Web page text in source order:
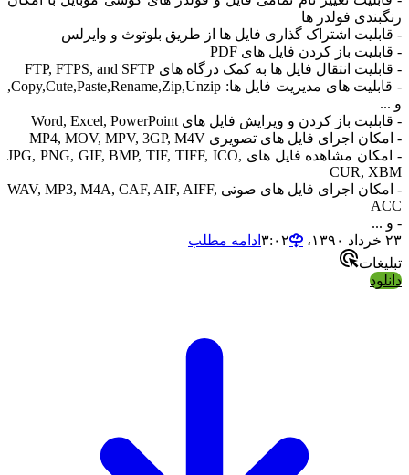
رنگبندی فولدر ها
- قابلیت اشتراک گذاری فایل ها از طریق بلوتوث و وایرلس
- قابلیت باز کردن فایل های PDF
- قابلیت انتقال فایل ها به کمک درگاه های FTP, FTPS, and SFTP
- قابلیت های مدیریت فایل ها: Copy,Cute,Paste,Rename,Zip,Unzip,
و ...
- قابلیت باز کردن و ویرایش فایل های Word, Excel, PowerPoint
- امکان اجرای فایل های تصویری MP4, MOV, MPV, 3GP, M4V
- امکان مشاهده فایل های JPG, PNG, GIF, BMP, TIF, TIFF, ICO,
CUR, XBM
- امکان اجرای فایل های صوتی WAV, MP3, M4A, CAF, AIF, AIFF,
ACC
- و ...
۲۳ خرداد ۱۳۹۰،‏ ۳:۰۲
ادامه مطلب
تبلیغات
دانلود